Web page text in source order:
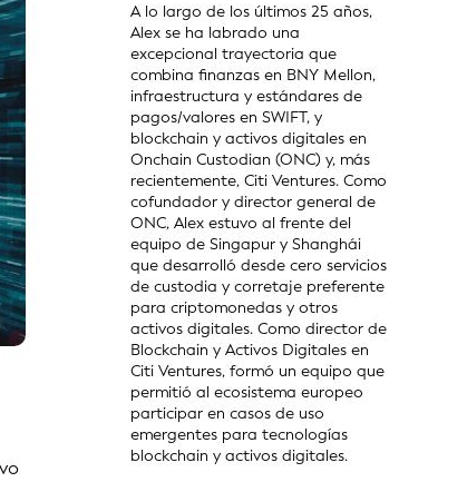
A lo largo de los últimos 25 años,
Alex se ha labrado una
excepcional trayectoria que
combina finanzas en BNY Mellon,
infraestructura y estándares de
pagos/valores en SWIFT, y
blockchain y activos digitales en
Onchain Custodian (ONC) y, más
recientemente, Citi Ventures. Como
cofundador y director general de
ONC, Alex estuvo al frente del
equipo de Singapur y Shanghái
que desarrolló desde cero servicios
de custodia y corretaje preferente
para criptomonedas y otros
activos digitales. Como director de
Blockchain y Activos Digitales en
Citi Ventures, formó un equipo que
permitió al ecosistema europeo
participar en casos de uso
emergentes para tecnologías
blockchain y activos digitales.